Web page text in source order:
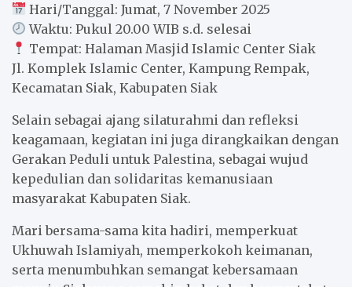
Hari/Tanggal: Jumat, 7 November 2025
Waktu: Pukul 20.00 WIB s.d. selesai
Tempat: Halaman Masjid Islamic Center Siak
Jl. Komplek Islamic Center, Kampung Rempak,
Kecamatan Siak, Kabupaten Siak
Selain sebagai ajang silaturahmi dan refleksi
keagamaan, kegiatan ini juga dirangkaikan dengan
Gerakan Peduli untuk Palestina, sebagai wujud
kepedulian dan solidaritas kemanusiaan
masyarakat Kabupaten Siak.
Mari bersama-sama kita hadiri, memperkuat
Ukhuwah Islamiyah, memperkokoh keimanan,
serta menumbuhkan semangat kebersamaan